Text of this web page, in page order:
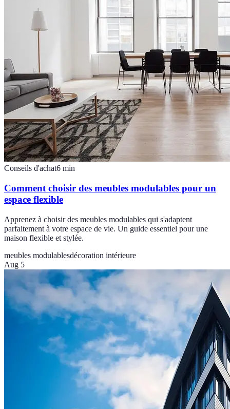
Conseils d'achat6 min
Comment choisir des meubles modulables pour un
espace flexible
Apprenez à choisir des meubles modulables qui s'adaptent
parfaitement à votre espace de vie. Un guide essentiel pour une
maison flexible et stylée.
meubles modulablesdécoration intérieure
Aug 5